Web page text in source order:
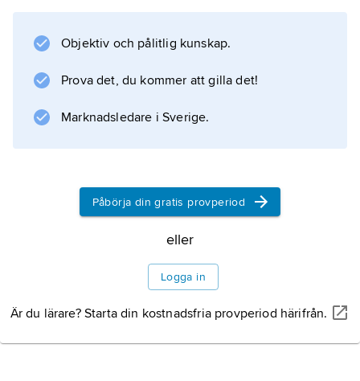
Information om artikeln
Objektiv och pålitlig kunskap.
Prova det, du kommer att gilla det!
Marknadsledare i Sverige.
Påbörja din gratis provperiod
eller
Logga in
Är du lärare? Starta din kostnadsfria provperiod härifrån.